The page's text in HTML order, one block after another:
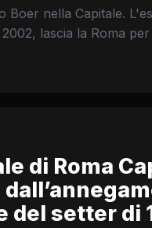
Boer nella Capitale.
lascia la Roma
di Roma
del setter di